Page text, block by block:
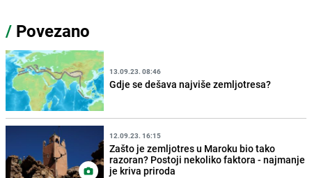
/ Povezano
13.09.23. 08:46
Gdje se dešava najviše zemljotresa?
12.09.23. 16:15
Zašto je zemljotres u Maroku bio tako
razoran? Postoji nekoliko faktora - najmanje
je kriva priroda